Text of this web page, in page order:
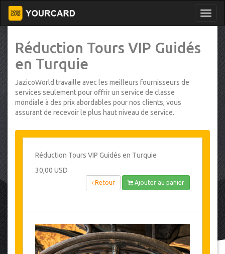
Réduction Tours VIP Guidés
en Turquie
JazicoWorld travaille avec les meilleurs fournisseurs de
services seulement pour offrir un service de classe
mondiale à des prix abordables pour nos clients, vous
assurant de recevoir le plus haut niveau de service.
Réduction Tours VIP Guidés en Turquie
30,00 USD
Retour Ajouter au panier